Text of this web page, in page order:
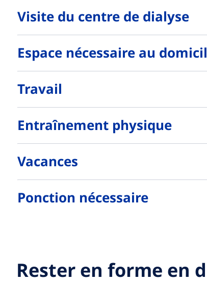
Visite du centre de dialyse
Espace nécessaire au
Travail
Entraînement physique
Vacances
Ponction nécessaire
Rester en forme en